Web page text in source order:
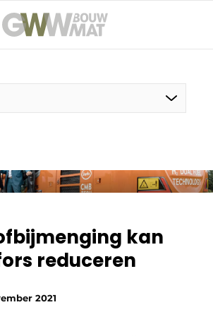
NL EN
kan
reduceren
2021